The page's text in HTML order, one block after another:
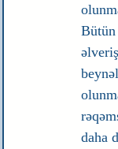
Bütün
daha